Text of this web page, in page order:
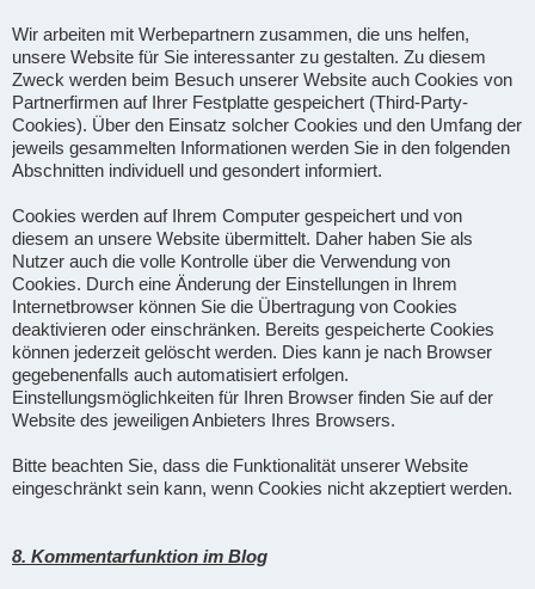
Wir arbeiten mit Werbepartnern zusammen, die uns helfen,
unsere Website für Sie interessanter zu gestalten. Zu diesem
Zweck werden beim Besuch unserer Website auch Cookies von
Partnerfirmen auf Ihrer Festplatte gespeichert (Third-Party-
Cookies). Über den Einsatz solcher Cookies und den Umfang der
jeweils gesammelten Informationen werden Sie in den folgenden
Abschnitten individuell und gesondert informiert.
Cookies werden auf Ihrem Computer gespeichert und von
diesem an unsere Website übermittelt. Daher haben Sie als
Nutzer auch die volle Kontrolle über die Verwendung von
Cookies. Durch eine Änderung der Einstellungen in Ihrem
Internetbrowser können Sie die Übertragung von Cookies
deaktivieren oder einschränken. Bereits gespeicherte Cookies
können jederzeit gelöscht werden. Dies kann je nach Browser
gegebenenfalls auch automatisiert erfolgen.
Einstellungsmöglichkeiten für Ihren Browser finden Sie auf der
Website des jeweiligen Anbieters Ihres Browsers.
Bitte beachten Sie, dass die Funktionalität unserer Website
eingeschränkt sein kann, wenn Cookies nicht akzeptiert werden.
8. Kommentarfunktion im Blog